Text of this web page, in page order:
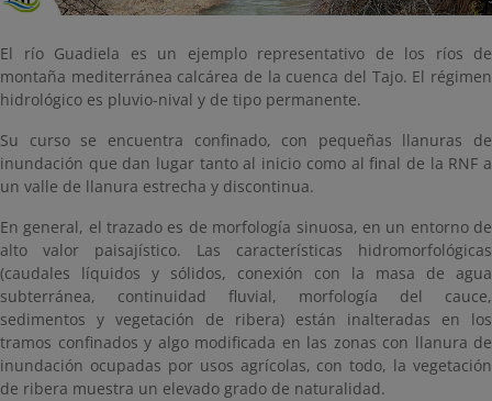
El río Guadiela es un ejemplo representativo de los ríos de
montaña mediterránea calcárea de la cuenca del Tajo. El régimen
hidrológico es pluvio-nival y de tipo permanente.
Su curso se encuentra confinado, con pequeñas llanuras de
inundación que dan lugar tanto al inicio como al final de la RNF a
un valle de llanura estrecha y discontinua.
En general, el trazado es de morfología sinuosa, en un entorno de
alto valor paisajístico. Las características hidromorfológicas
(caudales líquidos y sólidos, conexión con la masa de agua
subterránea, continuidad fluvial, morfología del cauce,
sedimentos y vegetación de ribera) están inalteradas en los
tramos confinados y algo modificada en las zonas con llanura de
inundación ocupadas por usos agrícolas, con todo, la vegetación
de ribera muestra un elevado grado de naturalidad.